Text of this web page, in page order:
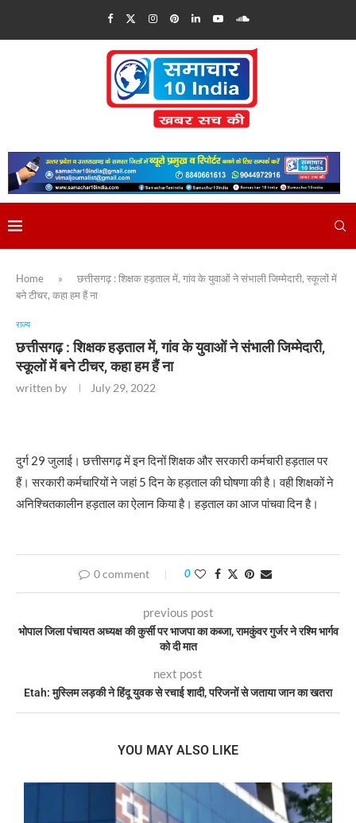
Home »
छत्तीसगढ़ : शिक्षक हड़ताल में, गांव के युवाओं ने संभाली जिम्मेदारी, स्कूलों में
बने टीचर, कहा हम हैं ना
राज्य
छत्तीसगढ़ : शिक्षक हड़ताल में, गांव के युवाओं ने संभाली जिम्मेदारी,
स्कूलों में बने टीचर, कहा हम हैं ना
written by July 29, 2022
दुर्ग 29 जुलाई। छत्तीसगढ़ में इन दिनों शिक्षक और सरकारी कर्मचारी हड़ताल पर
हैं। सरकारी कर्मचारियों ने जहां 5 दिन के हड़ताल की घोषणा की है। वही शिक्षकों ने
अनिश्चितकालीन हड़ताल का ऐलान किया है। हड़ताल का आज पांचवा दिन है।
0 comment 0
previous post
भोपाल जिला पंचायत अध्यक्ष की कुर्सी पर भाजपा का कब्जा, रामकुंवर गुर्जर ने रश्मि भार्गव
को दी मात
next post
Etah: मुस्लिम लड़की ने हिंदू युवक से रचाई शादी, परिजनों से जताया जान का खतरा
YOU MAY ALSO LIKE